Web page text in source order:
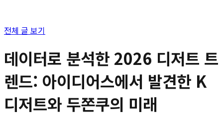
전체 글 보기
데이터로 분석한 2026 디저트 트
렌드: 아이디어스에서 발견한 K
디저트와 두쫀쿠의 미래